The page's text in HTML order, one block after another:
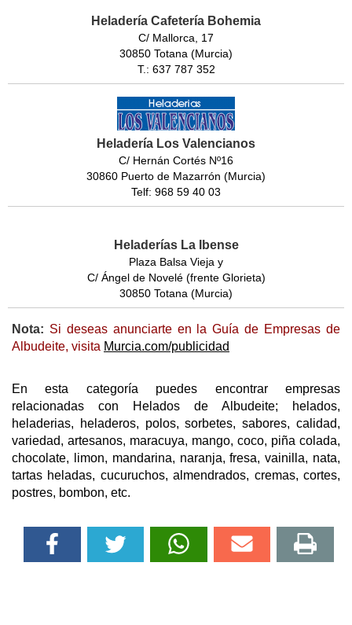
Heladería Cafetería Bohemia
C/ Mallorca, 17
30850 Totana (Murcia)
T.: 637 787 352
Heladería Los Valencianos
C/ Hernán Cortés Nº16
30860 Puerto de Mazarrón (Murcia)
Telf: 968 59 40 03
Heladerías La Ibense
Plaza Balsa Vieja y
C/ Ángel de Novelé (frente Glorieta)
30850 Totana (Murcia)
Nota: Si deseas anunciarte en la Guía de Empresas de
Albudeite, visita Murcia.com/publicidad
En esta categoría puedes encontrar empresas
relacionadas con Helados de Albudeite; helados,
heladerias, heladeros, polos, sorbetes, sabores, calidad,
variedad, artesanos, maracuya, mango, coco, piña colada,
chocolate, limon, mandarina, naranja, fresa, vainilla, nata,
tartas heladas, cucuruchos, almendrados, cremas, cortes,
postres, bombon, etc.